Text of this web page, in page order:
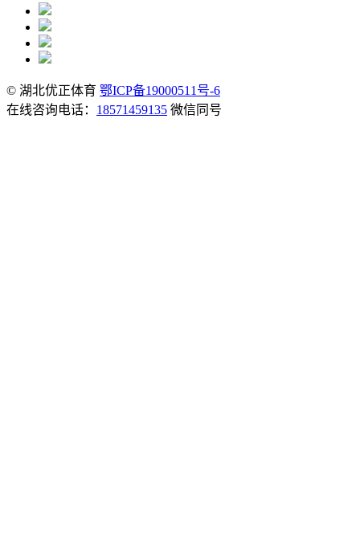
© 湖北优正体育 鄂ICP备19000511号-6
在线咨询电话： 18571459135 微信同号